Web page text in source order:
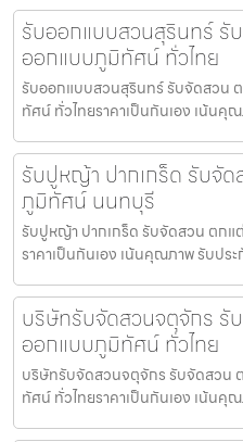
รับออกแบบสวนสุรินทร์ รั
ออกแบบภูมิทัศน์ ทั่วไทย
รับออกแบบสวนสุรินทร์ รับจัดสวน
ทัศน์ ทั่วไทยราคาเป็นกันเอง เน้นคุ
รับปูหญ้า ปากเกร็ด รับจั
ภูมิทัศน์ นนทบุรี
รับปูหญ้า ปากเกร็ด รับจัดสวน ตก
ราคาเป็นกันเอง เน้นคุณภาพ รับป
บริษัทรับจัดสวนจตุจักร รั
ออกแบบภูมิทัศน์ ทั่วไทย
บริษัทรับจัดสวนจตุจักร รับจัดสวน
ทัศน์ ทั่วไทยราคาเป็นกันเอง เน้นคุ